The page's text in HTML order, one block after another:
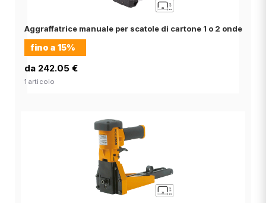
Aggraffatrice manuale per scatole di cartone 1 o 2 onde
fino a 15%
da 242.05 €
1 articolo